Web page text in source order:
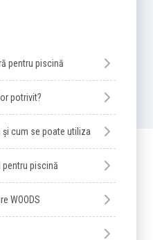
pentru piscină
potrivit?
și cum se poate utiliza
piscină
WOODS